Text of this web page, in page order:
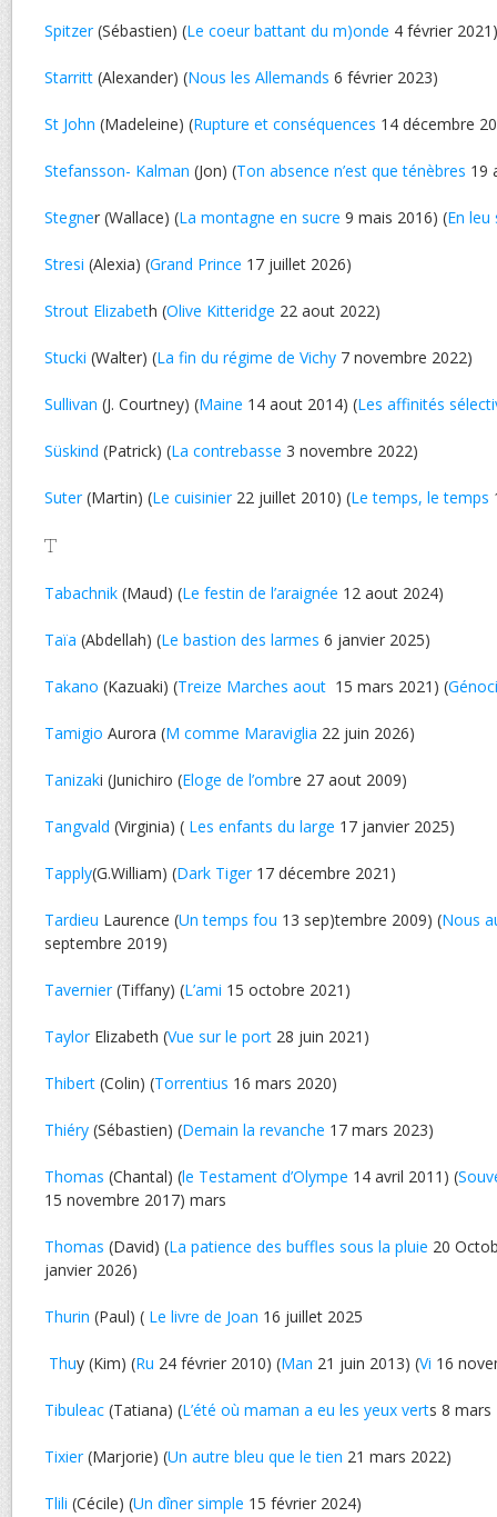
Spitzer(Sébastien) (Le coeur battant du m)onde 4 février 2021)
Starritt (Alexander) (Nous les Allemands 6 février 2023)
St John (Madeleine) (Rupture et conséquences 14 décembre
Stefansson- Kalman (Jon) (Ton absence n’est que ténèbres 19
Stegner (Wallace) (La montagne en sucre 9 mais 2016) (En leu
Stresi (Alexia) (Grand Prince 17 juillet 2026)
Strout Elizabeth (Olive Kitteridge 22 aout 2022)
Stucki (Walter) (La fin du régime de Vichy 7 novembre 2022)
Sullivan (J. Courtney) (Maine 14 aout 2014) (Les affinités
Süskind (Patrick) (La contrebasse 3 novembre 2022)
Suter(Martin) (Le cuisinier22 juillet 2010) (Le temps, le temps
T
Tabachnik (Maud) (Le festin de l’araignée 12 aout 2024)
Taïa (Abdellah) (Le bastion des larmes 6 janvier 2025)
Takano (Kazuaki) (Treize Marches aout 15 mars 2021) (
Tamigio Aurora (M comme Maraviglia 22 juin 2026)
Tanizaki (Junichiro (Eloge de l’ombre 27 aout 2009)
Tangvald (Virginia) ( Les enfants du large 17 janvier 2025)
Tapply(G.William) (Dark Tiger17 décembre 2021)
Tardieu Laurence (Un temps fou 13 sep)tembre 2009) (Nous
septembre 2019)
Tavernier(Tiffany) (L’ami 15 octobre 2021)
TaylorElizabeth (Vue sur le port 28 juin 2021)
Thibert (Colin) (Torrentius 16 mars 2020)
Thiéry (Sébastien) (Demain la revanche 17 mars 2023)
Thomas (Chantal) (le Testament d’Olympe 14 avril 2011) (
15 novembre 2017) mars
Thomas (David) (La patience des buffles sous la pluie 20
janvier 2026)
Thurin (Paul) ( Le livre de Joan 16 juillet 2025
Thuy (Kim) (Ru 24 février 2010) (Man 21 juin 2013) (Vi 16
Tibuleac (Tatiana) (L’été où maman a eu les yeux verts 8 mars
Tixier(Marjorie) (Un autre bleu que le tien 21 mars 2022)
Tlili (Cécile) (Un dîner simple 15 février 2024)